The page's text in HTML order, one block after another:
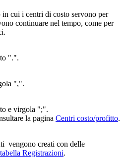
in cui i centri di costo servono per
continuare nel tempo, come per
".".
",".
e virgola ";".
la pagina Centri costo/profitto.
vengono creati con delle
Registrazioni.